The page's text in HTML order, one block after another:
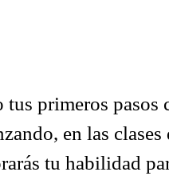
tus primeros
en las
tu habilidad